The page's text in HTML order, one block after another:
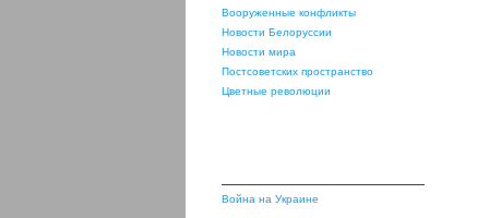
Вооруженные конфликты
Новости Белоруссии
Новости мира
Постсоветских пространство
Цветные революции
Война на Украине